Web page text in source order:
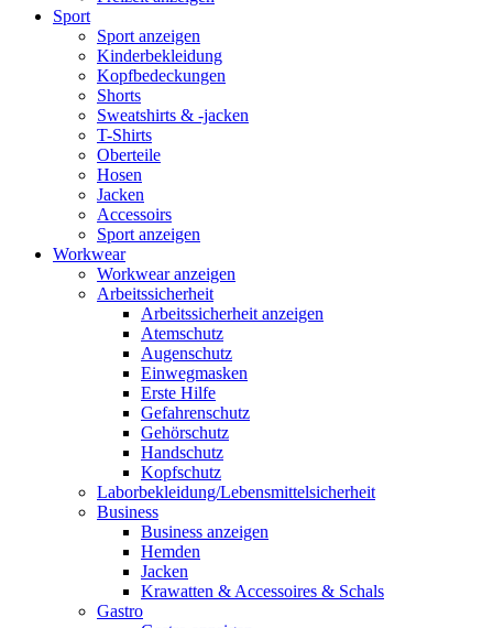
Sport
Sport anzeigen
Kinderbekleidung
Kopfbedeckungen
Shorts
Sweatshirts & -jacken
T-Shirts
Oberteile
Hosen
Jacken
Accessoirs
Sport anzeigen
Workwear
Workwear anzeigen
Arbeitssicherheit
Arbeitssicherheit anzeigen
Atemschutz
Augenschutz
Einwegmasken
Erste Hilfe
Gefahrenschutz
Gehörschutz
Handschutz
Kopfschutz
Laborbekleidung/Lebensmittelsicherheit
Business
Business anzeigen
Hemden
Jacken
Krawatten & Accessoires & Schals
Gastro